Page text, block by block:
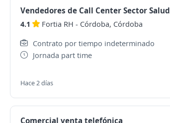
Vendedores de Call Center Sector Salud
4.1 Fortia RH - Córdoba, Córdoba
Contrato por tiempo indeterminado
Jornada part time
Hace 2 días
Comercial venta telefónica